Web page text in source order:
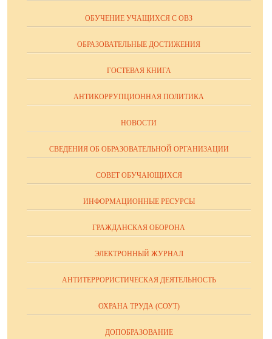
ОБУЧЕНИЕ УЧАЩИХСЯ С ОВЗ
ОБРАЗОВАТЕЛЬНЫЕ ДОСТИЖЕНИЯ
ГОСТЕВАЯ КНИГА
АНТИКОРРУПЦИОННАЯ ПОЛИТИКА
НОВОСТИ
СВЕДЕНИЯ ОБ ОБРАЗОВАТЕЛЬНОЙ ОРГАНИЗАЦИИ
СОВЕТ ОБУЧАЮЩИХСЯ
ИНФОРМАЦИОННЫЕ РЕСУРСЫ
ГРАЖДАНСКАЯ ОБОРОНА
ЭЛЕКТРОННЫЙ ЖУРНАЛ
АНТИТЕРРОРИСТИЧЕСКАЯ ДЕЯТЕЛЬНОСТЬ
ОХРАНА ТРУДА (СОУТ)
ДОПОБРАЗОВАНИЕ